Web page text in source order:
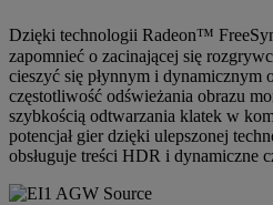
Dzięki technologii Radeon™
zapomnieć o zacinającej się
cieszyć się płynnym i dynamicznym
częstotliwość odświeżania obrazu
szybkością odtwarzania klatek w
potencjał gier dzięki ulepszonej
obsługuje treści HDR i dynamiczne